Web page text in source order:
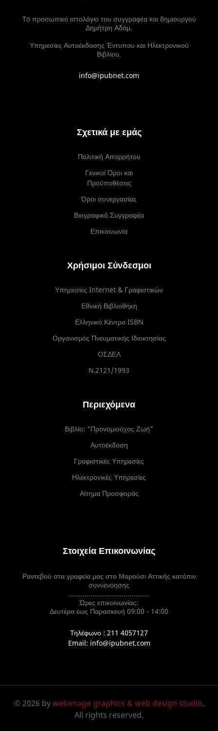
To προσωπικό ιστολόγιο του συγγραφέα και δημιουργού
Δημήτρη Αδάμ.
Υπηρεσίες Αυτοέκδοσης Έντυπου και Ηλεκτρονικού
Βιβλίου.
info@ipubnet.com
Σχετικά με εμάς
Πολιτική Απορρήτου
Γενικοί Όροι και
Προϋποθέσεις
Όροι συνεργασίας
Βιογραφικό Συγγραφέα
Επικοινωνία
Χρήσιμοι Σύνδεσμοι
Υπηρεσίες Internet & Γραφιστικών
Εθνική Βιβλιοθήκη
Ελληνικό Κέντρο ISBN
Οργανισμός Πνευματικής Ιδιοκτησίας
ΟΣΔΕΛ
Ν.2121/1993
Περιεχόμενα
Βιβλίο: "Προνομιούχος Ζωή"
Αυτοέκδοση
Γραφιστικές Υπηρεσίες
Ηλεκτρονικές Υπηρεσίες
Αίτημα Προσφοράς
Στοιχεία Επικοινωνίας
Ραντεβού στα γραφεία μας στο Μαρούσι Αττικής κατόπιν
συννενόησης
.........................................
Ώρες επικοινωνίας:
Δευτέρα έως Παρασκευή 09:00 - 14:00
Τηλέφωνο : 211 4057127
Email: info@ipubnet.com
© 2026 bywebimage graphics & web design studio.
All rights reserved.